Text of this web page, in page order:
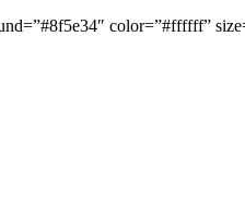
color=”#ffffff”